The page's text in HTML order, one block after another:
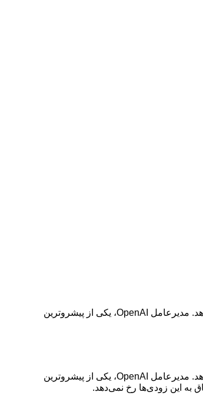
همیشه تصور می‌شد هوش مصنوعی خیلی زود به سطح هوش انسان برسد و حتی از آن پیشی بگیرد. اما واقعیت این است که این اتفاق حداقل فعلاً رخ نمی‌دهد. مدیرعامل OpenAI، یکی از پیشروترین
همیشه تصور می‌شد هوش مصنوعی خیلی زود به سطح هوش انسان برسد و حتی از آن پیشی بگیرد. اما واقعیت این است که این اتفاق حداقل فعلاً رخ نمی‌دهد. مدیرعامل OpenAI، یکی از پیشروترین
به این زودی‌ها رخ نمی‌دهد.